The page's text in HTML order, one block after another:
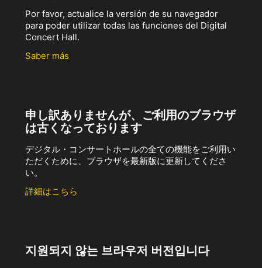
Por favor, actualice la versión de su navegador
para poder utilizar todas las funciones del Digital
Concert Hall.
Saber más
申し訳ありませんが、ご利用のブラウザ
は古くなっております
デジタル・コンサートホールの全ての機能をご利用い
ただくために、ブラウザを最新版に更新してくださ
い。
詳細はこちら
지원되지 않는 브라우저 버전입니다